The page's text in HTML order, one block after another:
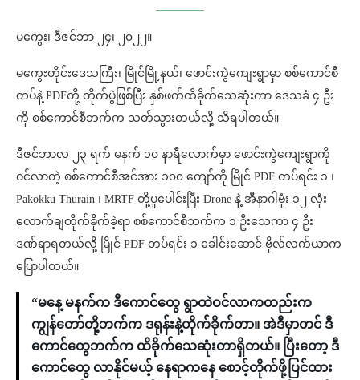
မကွေး၊ ဒီဇင်ဘာ ၂၄၊ ၂၀၂၂။
မကွေးတိုင်းဒေသကြီး၊ မြိုင်မြို့နယ်၊ ဖောင်းကွဲကျေးရွာမှာ စစ်ကောင်စီ
တပ်နဲ့ PDFတို့ တိုက်ပွဲဖြစ်ပြီး နှစ်ဖက်ထိခိုက်သေဆုံးကာ ဒေသခံ ၄ ဦး
ကို စစ်ကောင်စီဘက်က သတ်သွားတယ်လို့ သိရပါတယ်။
ဒီဇင်ဘာလ ၂၃ ရက် မနက် ၁၀ နာရီလောက်မှာ ဖောင်းကွဲကျေးရွာကို
ဝင်လာတဲ့ စစ်ကောင်စီအင်အား ၁၀၀ ကျော်ကို မြိုင် PDF တပ်ရင်း ၁ ၊
Pakokku Thurain ၊ MRTF တို့ပူပေါင်းပြီး Drone နဲ့ အီနာဂါဗုံး ၁၂ လုံး
လောက်ချတိုက်ခိုက်ခဲ့ရာ စစ်ကောင်စီဘက်က ၁ ဦးသေကာ ၄ ဦး
ဒဏ်ရာရတယ်လို့ မြိုင် PDF တပ်ရင်း ၁ ခေါင်းဆောင် ဗိုလ်လက်ယာက
ပြောပါတယ်။
“မနေ့ မနက်က ဒီကောင်တွေ ရွာထဲဝင်လာကတည်းက
ကျွန်တော်တို့ဘက်က ဒရုန်းနဲ့တိုက်ခိုက်တာ။ အဲဒီမှာတင် ဒီ
ကောင်တွေဘက်က ထိခိုက်သေဆုံးတာရှိတယ်။ ပြီးတော့ ဒီ
ကောင်တွေ လာနိုင်မယ့် နေရာကနေ စောင့်တိုက်ဖို့ပြင်ထား